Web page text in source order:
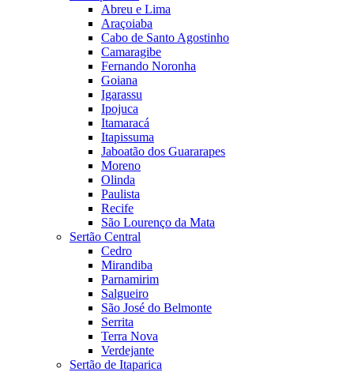
Abreu e Lima
Araçoiaba
Cabo de Santo Agostinho
Camaragibe
Fernando Noronha
Goiana
Igarassu
Ipojuca
Itamaracá
Itapissuma
Jaboatão dos Guararapes
Moreno
Olinda
Paulista
Recife
São Lourenço da Mata
Sertão Central
Cedro
Mirandiba
Parnamirim
Salgueiro
São José do Belmonte
Serrita
Terra Nova
Verdejante
Sertão de Itaparica